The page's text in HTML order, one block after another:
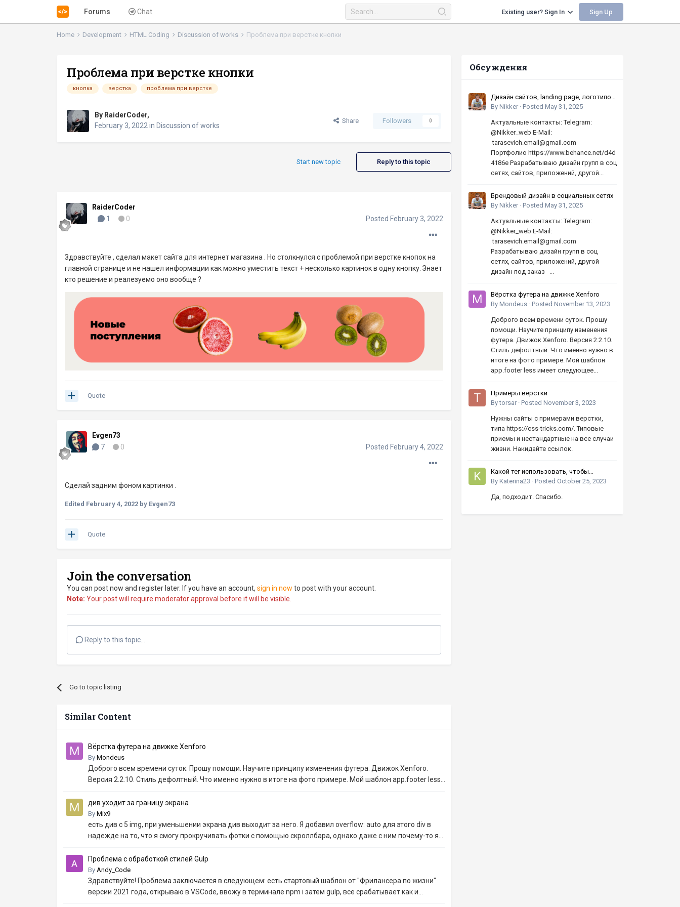
Forums Chat Existing user? Sign In Sign Up
Home Development HTML Coding Discussion of works Проблема при верстке кнопки
Проблема при верстке кнопки
кнопка верстка проблема при верстке
By RaiderCoder,
February 3, 2022in Discussion of works
Share Followers 0
Reply to this topic
Start new topic
RaiderCoder
1
0 Posted February 3, 2022
Здравствуйте , сделал макет сайта для интернет магазина . Но столкнулся с проблемой при верстке кнопок на
главной странице и не нашел информации как можно уместить текст + несколько картинок в одну кнопку. Знает
кто решение и реалезуемо оно вообще ?
Quote
Evgen73
7
0 Posted February 4, 2022
Сделай задним фоном картинки .
Edited February 4, 2022 by Evgen73
Quote
Join the conversation
You can post now and register later. If you have an account, sign in now to post with your account.
Note: Your post will require moderator approval before it will be visible.
Reply to this topic...
Go to topic listing
Similar Content
Вёрстка футера на движке Xenforo
By Mondeus
Доброго всем времени суток. Прошу помощи. Научите принципу изменения футера. Движок Xenforo.
Версия 2.2.10. Стиль дефолтный. Что именно нужно в итоге на фото примере. Мой шаблон app.footer less...
див уходит за границу экрана
By Mix9
есть див с 5 img, при уменьшении экрана див выходит за него. Я добавил overflow: auto для этого div в
надежде на то, что я смогу прокручивать фотки с помощью скроллбара, однако даже с ним почему-то я...
Проблема с обработкой стилей Gulp
By Andy_Code
Здравствуйте! Проблема заключается в следующем: есть стартовый шаблон от "Фрилансера по жизни"
версии 2021 года, открываю в VSCode, ввожу в терминале npm i затем gulp, все срабатывает как и...
Обсуждения
Дизайн сайтов, landing page, логотипов,
баннеров, шапок | Высокое качество,
By Nikker · Posted May 31, 2025
Актуальные контакты: Telegram:
@Nikker_web E-Mail:
tarasevich.email@gmail.com
Портфолио https://www.behance.net/d4d
4186e Разрабатываю дизайн групп в соц
сетях, сайтов, приложений, другой...
Брендовый дизайн в социальных сетях
By Nikker · Posted May 31, 2025
Актуальные контакты: Telegram:
@Nikker_web E-Mail:
tarasevich.email@gmail.com
Разрабатываю дизайн групп в соц
сетях, сайтов, приложений, другой
дизайн под заказ ...
Вёрстка футера на движке Xenforo
By Mondeus · Posted November 13, 2023
Доброго всем времени суток. Прошу
помощи. Научите принципу изменения
футера. Движок Xenforo. Версия 2.2.10.
Стиль дефолтный. Что именно нужно в
итоге на фото примере. Мой шаблон
app.footer less имеет следующее...
Примеры верстки
Bytorsar · Posted November 3, 2023
Нужны сайты с примерами верстки,
типа https://css-tricks.com/. Типовые
приемы и нестандартные на все случаи
жизни. Накидайте ссылок.
Какой тег использовать, чтобы
увеличивать число кнопками вверх-
By Katerina23 · Posted October 25, 2023
Да, подходит. Спасибо.